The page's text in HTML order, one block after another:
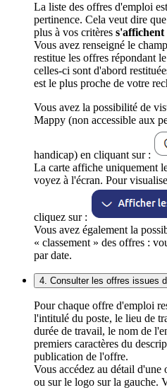
La liste des offres d'emploi
pertinence. Cela veut dire
plus à vos critères
Vous avez renseigné le
restitue les offres répondant
celles-ci sont d'abord
est le plus proche de votre
Vous avez la possibilité de
Mappy (non accessible aux
handicap) en cliquant sur :
La carte affiche uniquement
voyez à l'écran. Pour
cliquez sur :
Vous avez également la
« classement » des offres :
par date.
4. Consulter les offres issues
Pour chaque offre d'emploi
l'intitulé du poste, le lieu de
durée de travail, le nom de
premiers caractères du
publication de l'offre.
Vous accédez au détail
ou sur le logo sur la gauche.